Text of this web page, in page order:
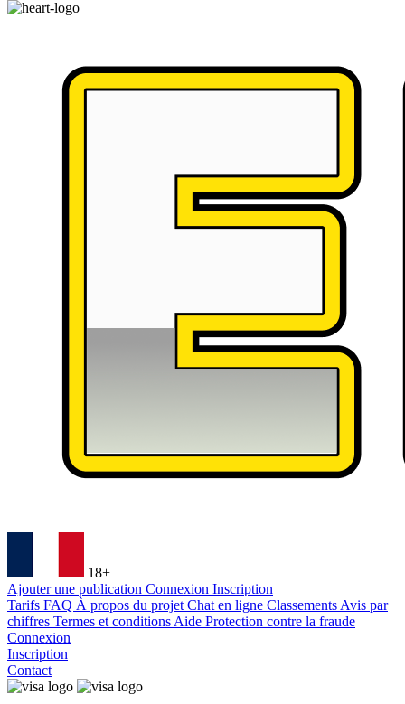
18+
Ajouter une publication Connexion Inscription
Tarifs FAQ À propos du projet Chat en ligne Classements Avis par
chiffres Termes et conditions Aide Protection contre la fraude
Connexion
Inscription
Contact